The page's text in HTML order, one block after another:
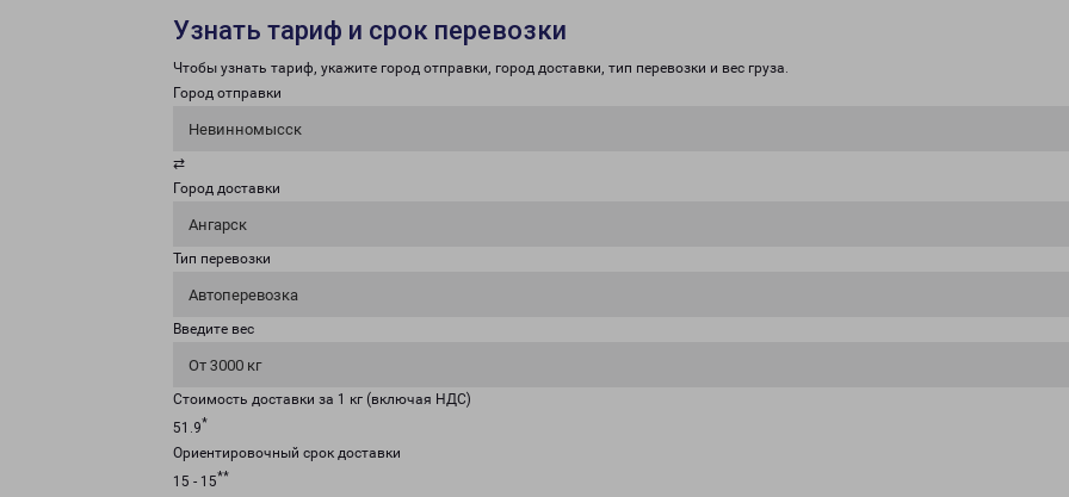
Узнать тариф и срок перевозки
Чтобы узнать тариф, укажите город отправки, город доставки, тип перевозки и вес груза.
Город отправки
Невинномысск
⇄
Город доставки
Ангарск
Тип перевозки
Автоперевозка
Введите вес
От 3000 кг
Стоимость доставки за 1 кг (включая НДС)
51.9*
Ориентировочный срок доставки
15 - 15**